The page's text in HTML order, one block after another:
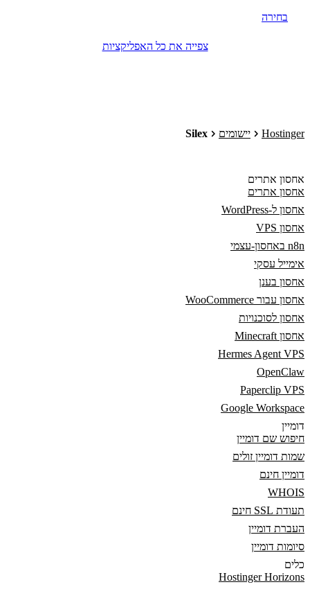
בחירה
צפייה את כל האפליקציות
Hostinger יישומים Silex
אחסון אתרים
אחסון אתרים
אחסון ל-WordPress
אחסון VPS
n8n באחסון-עצמי
אימייל עסקי
אחסון בענן
אחסון עבור WooCommerce
אחסון לסוכנויות
אחסון Minecraft
Hermes Agent VPS
OpenClaw
Paperclip VPS
Google Workspace
דומיין
חיפוש שם דומיין
שמות דומיין זולים
דומיין חינם
WHOIS
תעודת SSL חינם
העברת דומיין
סיומות דומיין
כלים
Hostinger Horizons